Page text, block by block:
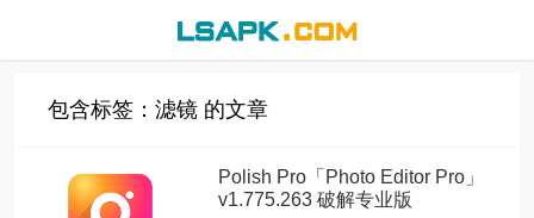
包含标签：滤镜 的文章
Polish Pro「Photo Editor Pro」
v1.775.263 破解专业版